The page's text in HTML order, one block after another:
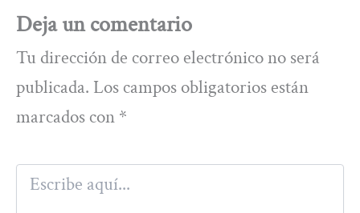
Deja un comentario
Tu dirección de correo electrónico no será
publicada. Los campos obligatorios están
marcados con *
Escribe
aquí...